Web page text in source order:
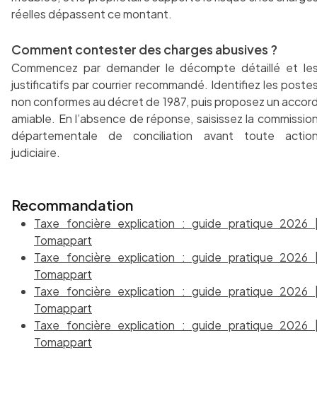
réelles dépassent ce montant.
Comment contester des charges abusives ?
Commencez par demander le décompte détaillé et
justificatifs par courrier recommandé. Identifiez les
non conformes au décret de 1987, puis proposez un
amiable. En l’absence de réponse, saisissez la
départementale de conciliation avant toute
judiciaire.
Recommandation
Taxe foncière explication : guide pratique 2026
Tomappart
Taxe foncière explication : guide pratique 2026
Tomappart
Taxe foncière explication : guide pratique 2026
Tomappart
Taxe foncière explication : guide pratique 2026
Tomappart